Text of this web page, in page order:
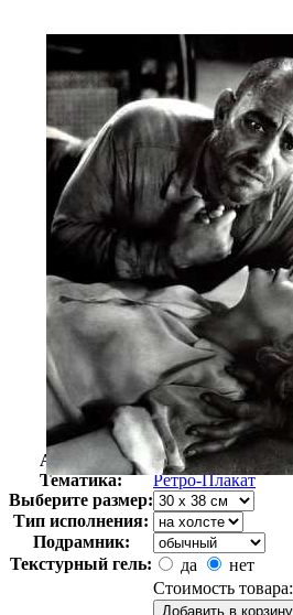
Автор:
Неизвестно
Арт-стиль
Ретро-Плакат
Тематика:
Ретро-Плакат
Выберите размер:
Тип исполнения:
Подрамник:
Текстурный гель:
да
нет
Стоимость товара: